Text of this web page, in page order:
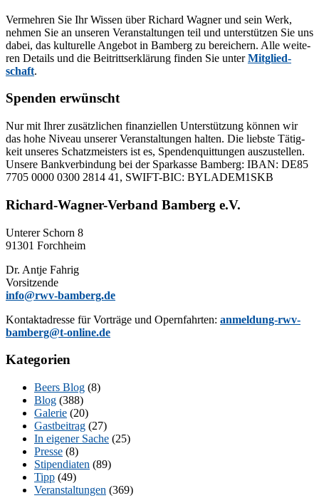
Ver­meh­ren Sie Ihr Wis­sen über Ri­chard Wag­ner und sein Werk,
neh­men Sie an un­se­ren Ver­an­stal­tun­gen teil und un­ter­stüt­zen Sie uns
da­bei, das kul­tu­rel­le An­ge­bot in Bam­berg zu be­rei­chern. Alle wei­te­
ren De­tails und die Bei­tritts­er­klä­rung fin­den Sie un­terMit­glied­
schaft.
Spenden erwünscht
Nur mit Ih­rer zu­sätz­li­chen fi­nan­zi­el­len Un­ter­stüt­zung kön­nen wir
das hohe Ni­veau un­se­rer Ver­an­stal­tun­gen hal­ten. Die liebs­te Tä­tig­
keit un­se­res Schatz­meis­ters ist es, Spen­den­quit­tun­gen aus­zu­stel­len.
Un­se­re Bank­ver­bin­dung bei der Spar­kas­se Bam­berg: IBAN: DE85
7705 0000 0300 2814 41, SWIFT-BIC: BYLADEM1SKB
Richard-Wagner-Verband Bamberg e.V.
Un­te­rer Schorn 8
91301 Forchheim
Dr. Ant­je Fahrig
Vorsitzende
info@rwv-bamberg.de
Kon­takt­adres­se für Vor­trä­ge und Opern­fahr­ten: anmeldung-rwv-
bamberg@t-online.de
Kategorien
Beers Blog (8)
Blog (388)
Galerie (20)
Gastbeitrag (27)
In eigener Sache (25)
Presse (8)
Stipendiaten (89)
Tipp (49)
Veranstaltungen (369)